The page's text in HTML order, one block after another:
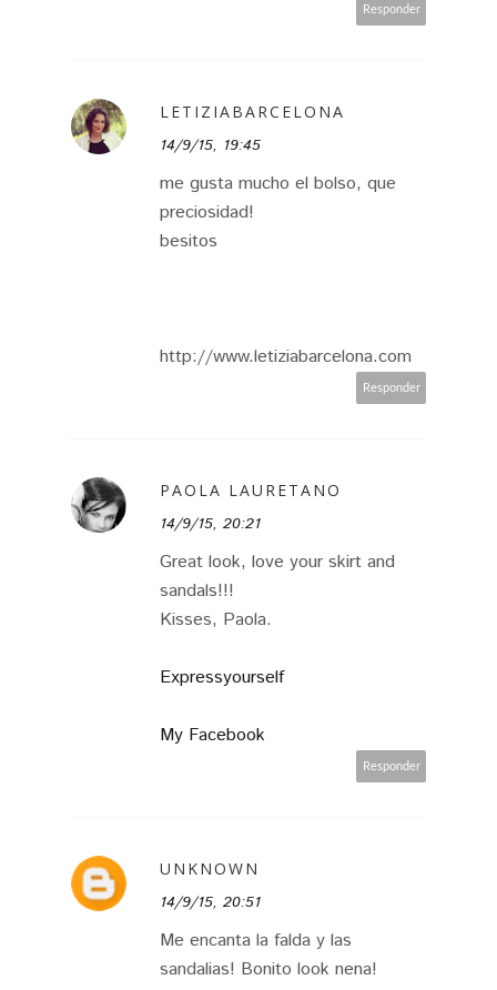
Responder
LETIZIABARCELONA
14/9/15, 19:45
me gusta mucho el bolso, que
preciosidad!
besitos
http://www.letiziabarcelona.com
Responder
PAOLA LAURETANO
14/9/15, 20:21
Great look, love your skirt and
sandals!!!
Kisses, Paola.
Expressyourself
My Facebook
Responder
UNKNOWN
14/9/15, 20:51
Me encanta la falda y las
sandalias! Bonito look nena!